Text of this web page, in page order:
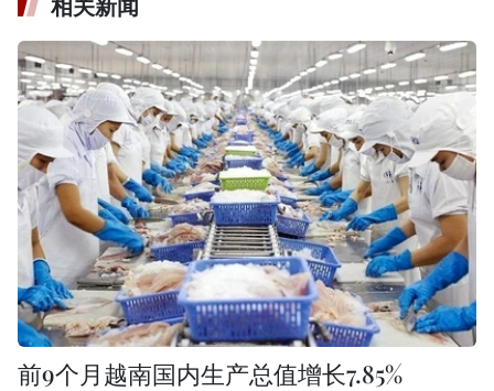
相关新闻
前9个月越南国内生产总值增长7.85%